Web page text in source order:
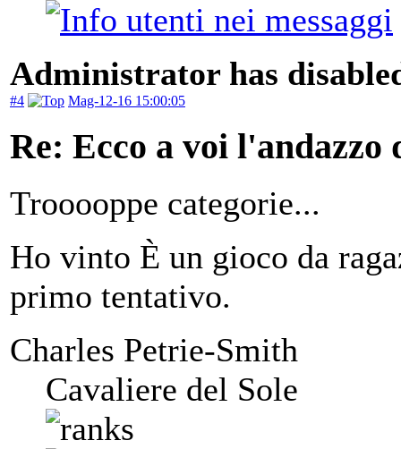
Administrator has
#4 Mag-12-16 15:00:05
Re: Ecco a voi l'andazzo
Trooooppe categorie...
Ho vinto È un gioco da
primo tentativo.
Charles Petrie-Smith
Cavaliere del Sole